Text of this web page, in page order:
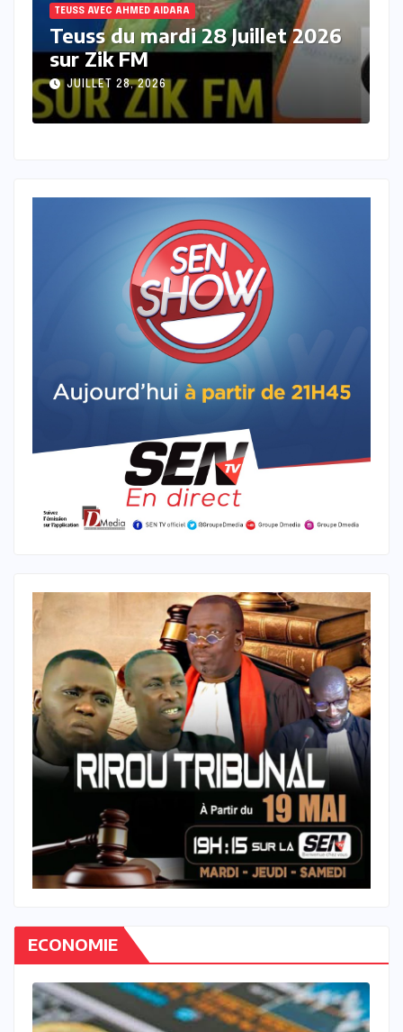
TEUSS AVEC AHMED AIDARA
Teuss du mardi 21 Juillet 2026
sur Zik FM
JUILLET 21, 2026
ECONOMIE